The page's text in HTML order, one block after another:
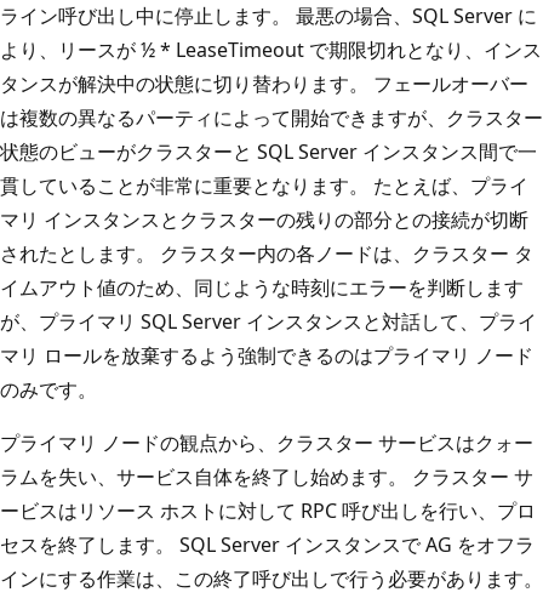
ライン呼び出し中に停止します。 最悪の場合、SQL Server に
より、リースが ½ * LeaseTimeout で期限切れとなり、インス
タンスが解決中の状態に切り替わります。 フェールオーバー
は複数の異なるパーティによって開始できますが、クラスター
状態のビューがクラスターと SQL Server インスタンス間で一
貫していることが非常に重要となります。 たとえば、プライ
マリ インスタンスとクラスターの残りの部分との接続が切断
されたとします。 クラスター内の各ノードは、クラスター タ
イムアウト値のため、同じような時刻にエラーを判断します
が、プライマリ SQL Server インスタンスと対話して、プライ
マリ ロールを放棄するよう強制できるのはプライマリ ノード
のみです。
プライマリ ノードの観点から、クラスター サービスはクォー
ラムを失い、サービス自体を終了し始めます。 クラスター サ
ービスはリソース ホストに対して RPC 呼び出しを行い、プロ
セスを終了します。 SQL Server インスタンスで AG をオフラ
インにする作業は、この終了呼び出しで行う必要があります。